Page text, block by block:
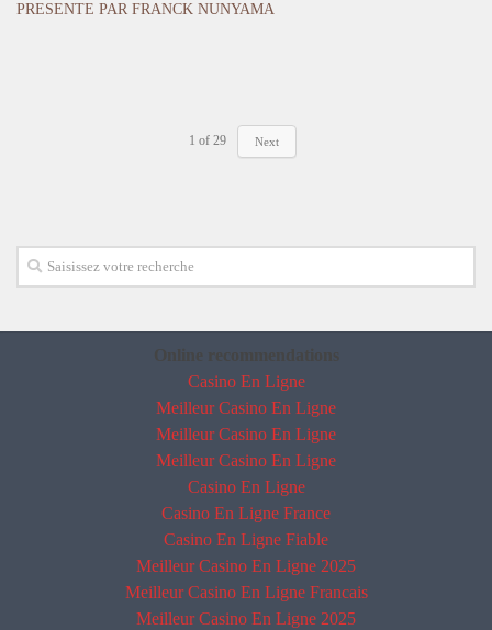
PRESENTE PAR FRANCK NUNYAMA
1 of 29 Next
Online recommendations
Casino En Ligne
Meilleur Casino En Ligne
Meilleur Casino En Ligne
Meilleur Casino En Ligne
Casino En Ligne
Casino En Ligne France
Casino En Ligne Fiable
Meilleur Casino En Ligne 2025
Meilleur Casino En Ligne Francais
Meilleur Casino En Ligne 2025